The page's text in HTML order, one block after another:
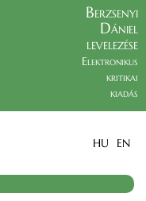
Berzsenyi
Dániel
levelezése
Elektronikus
kritikai
kiadás
HU EN